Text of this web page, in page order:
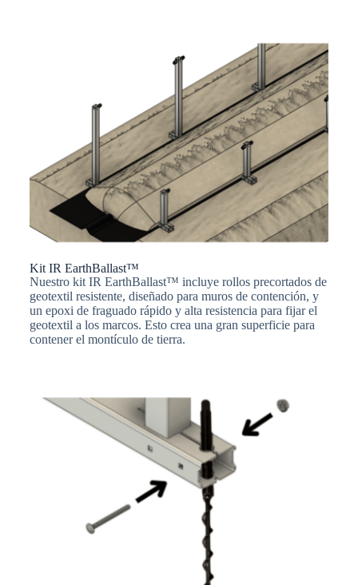
Kit IR EarthBallast™
Nuestro kit IR EarthBallast™ incluye rollos precortados de
geotextil resistente, diseñado para muros de contención, y
un epoxi de fraguado rápido y alta resistencia para fijar el
geotextil a los marcos. Esto crea una gran superficie para
contener el montículo de tierra.